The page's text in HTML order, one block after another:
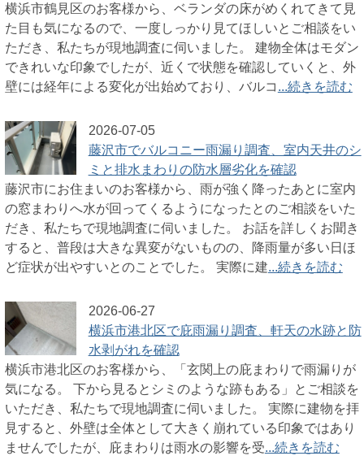
横浜市鶴見区のお客様から、ベランダの床がめくれてきて見
た目も気になるので、一度しっかり見てほしいとご相談をい
ただき、私たちが現地調査に伺いました。 建物全体はモダン
できれいな印象でしたが、近くで状態を確認していくと、外
壁には経年による変化が出始めており、バルコ ...続きを読む
2026-07-05
藤沢市でバルコニー雨漏り調査、室内天井のシ
ミと排水まわりの防水層劣化を確認
藤沢市にお住まいのお客様から、雨が強く降ったあとに室内
の窓まわりへ水が回ってくるようになったとのご相談をいた
だき、私たちで現地調査に伺いました。 お話を詳しくお聞き
すると、普段は大きな異変がないものの、降雨量が多い日ほ
ど症状が出やすいとのことでした。 実際に建...続きを読む
2026-06-27
横浜市港北区で庇雨漏り調査、軒天の水跡と防
水剥がれを確認
横浜市港北区のお客様から、「玄関上の庇まわりで雨漏りが
気になる。 下から見るとシミのような跡もある」とご相談を
いただき、私たちで現地調査に伺いました。 実際に建物を拝
見すると、外壁は全体として大きく崩れている印象ではあり
ませんでしたが、庇まわりは雨水の影響を受...続きを読む